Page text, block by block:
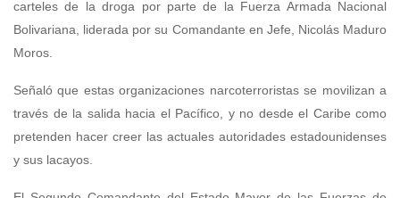
carteles de la droga por parte de la Fuerza Armada Nacional
Bolivariana, liderada por su Comandante en Jefe, Nicolás Maduro
Moros.
Señaló que estas organizaciones narcoterroristas se movilizan a
través de la salida hacia el Pacífico, y no desde el Caribe como
pretenden hacer creer las actuales autoridades estadounidenses
y sus lacayos.